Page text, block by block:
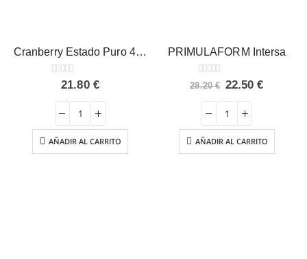
Cranberry Estado Puro 40 cápsulas 120 PaCs
out of 5
21.80 €
AÑADIR AL CARRITO
PRIMULAFORM Intersa
0 out of 5
28.20€ El
era:
28.20 €.
22.50€El
22.50 €.
AÑADIR AL CARRITO